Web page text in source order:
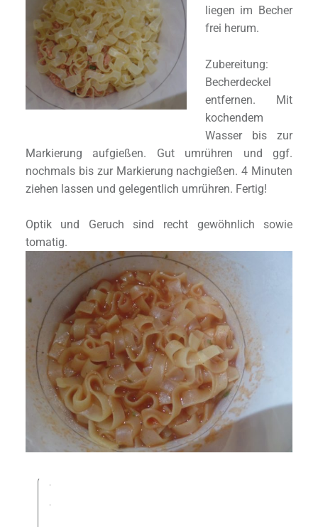
liegen im Becher
frei herum.
Zubereitung:
Becherdeckel
entfernen. Mit
kochendem
Wasser bis zur
Markierung aufgießen. Gut umrühren und ggf.
nochmals bis zur Markierung nachgießen. 4 Minuten
ziehen lassen und gelegentlich umrühren. Fertig!
Optik und Geruch sind recht gewöhnlich sowie
tomatig.